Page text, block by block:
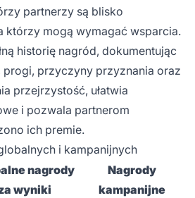
partnerzy są blisko
którzy mogą wymagać wsparcia.
historię nagród, dokumentując
przyczyny przyznania oraz
przejrzystość, ułatwia
i pozwala partnerom
ich premie.
i kampanijnych
nagrody
wyniki
Nagrody
kampanijne